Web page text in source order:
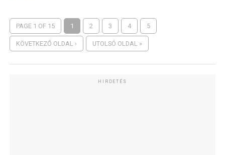
PAGE 1 OF 15 1 2 3 4 5
KÖVETKEZŐ OLDAL › UTOLSÓ OLDAL »
HIRDETÉS